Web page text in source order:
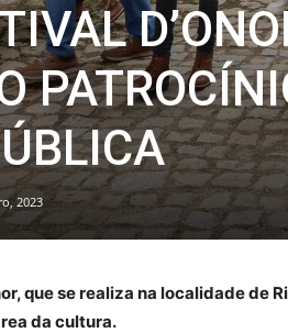
2023
que se realiza na localidade
da cultura.